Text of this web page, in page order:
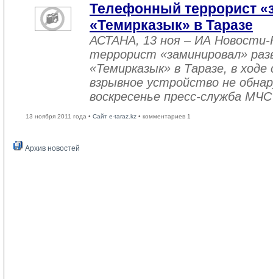
Телефонный террорист
«Темирказык» в Таразе
АСТАНА, 13 ноя – ИА
террорист «заминировал»
«Темирказык» в Таразе, в
взрывное устройство не
воскресенье пресс-служба
13 ноября 2011 года • Сайт e-taraz.kz • комментариев 1
Архив новостей